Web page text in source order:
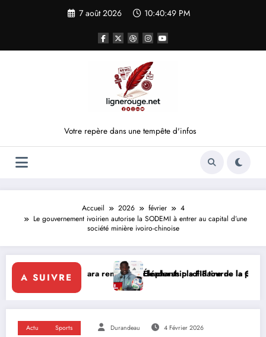
7 août 2026 10:40:49 PM
Votre repère dans une tempête d'infos
Accueil 2026 février
4
Le gouvernement ivoirien autorise la SODEMI à entrer au capital d’une
société minière ivoiro-chinoise
A SUIVRE
renforce le leadership solidaire de la Côte d’Ivoire en Afrique
Éléphants : la FIF tourne la page Emerse Faé
Actu Sports Durandeau 4 Février 2026